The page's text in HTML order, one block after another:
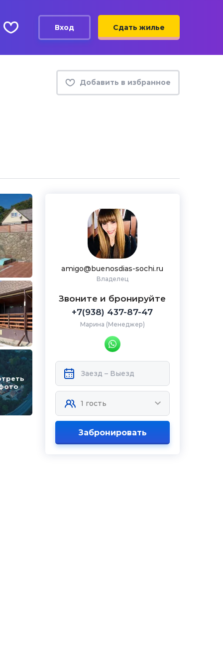
Вход Сдать жилье
Добавить в избранное
amigo@buenosdias-sochi.ru
Владелец
Звоните и бронируйте
+7(938) 437-87-47
Марина (Менеджер)
Забронировать